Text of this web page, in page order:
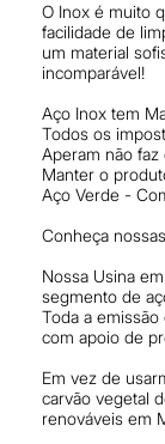
O Inox é muito
facilidade de
um material
incomparável!
Aço Inox tem
Todos os
Aperam não
Manter o
Aço Verde -
Conheça
Nossa Usina
segmento de
Toda a
com apoio de
Em vez de
carvão vegetal
renováveis em